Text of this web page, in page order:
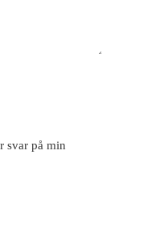
svar på min